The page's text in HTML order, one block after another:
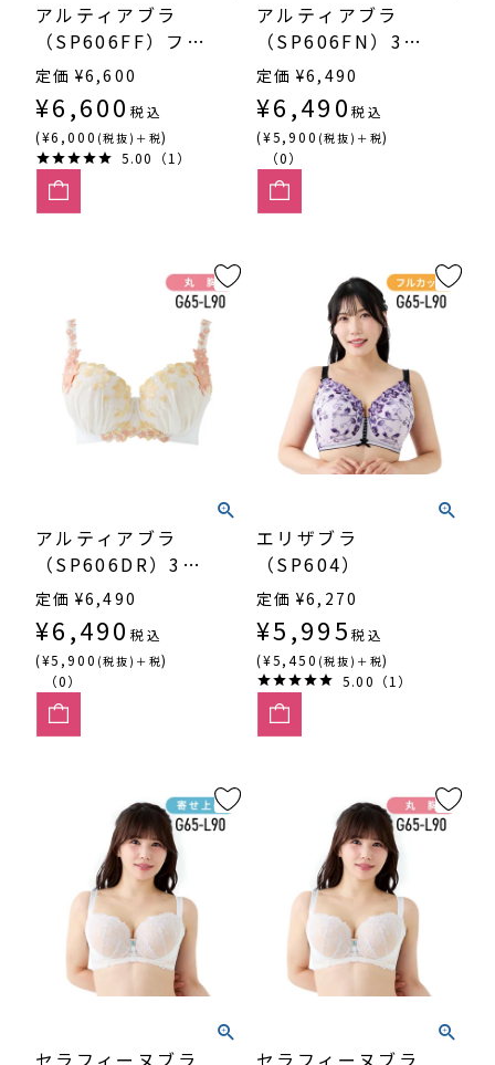
アルティアブラ
（SP606FF）フル
カップ
定価 ¥6,600
¥6,600 税込
(¥6,000 (税抜)＋税)
5.00（1）
アルティアブラ
（SP606FN）3/4
カップ寄せ上げ
定価 ¥6,490
¥6,490 税込
(¥5,900 (税抜)＋税)
（0）
アルティアブラ
（SP606DR）3/4
カップ丸胸
定価 ¥6,490
¥6,490 税込
(¥5,900 (税抜)＋税)
（0）
エリザブラ
（SP604）
定価 ¥6,270
¥5,995 税込
(¥5,450 (税抜)＋税)
5.00（1）
セラフィーヌブラ セラフィーヌブラ